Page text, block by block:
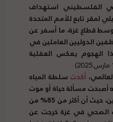
الفلسطيني استهداف
لمقر تابع للأمم المتحدة
قطاع غزة، ما أسفر عن
الدوليين العاملين في
الهجوم يعكس العقلية
أكدت سلطة المياه
أصبحت مسألة حياة أو موت
بالنسبة للفلسطينيين، حيث أن أكثر من 85% من
الصحي في غزة خرجت عن